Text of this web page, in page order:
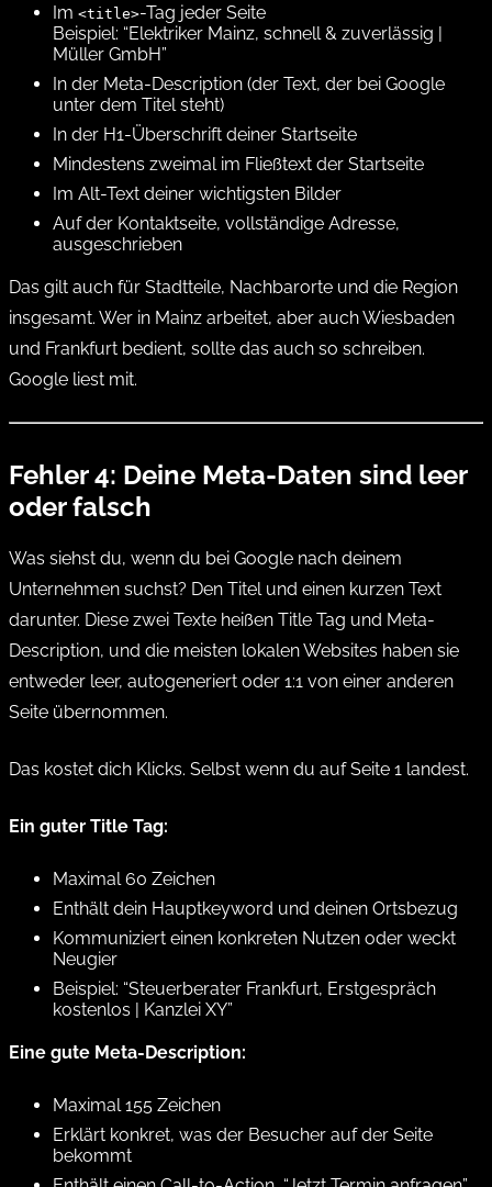
Im <title>-Tag jeder Seite
Beispiel: “Elektriker Mainz, schnell & zuverlässig |
Müller GmbH”
In der Meta-Description (der Text, der bei Google
unter dem Titel steht)
In der H1-Überschrift deiner Startseite
Mindestens zweimal im Fließtext der Startseite
Im Alt-Text deiner wichtigsten Bilder
Auf der Kontaktseite, vollständige Adresse,
ausgeschrieben
Das gilt auch für Stadtteile, Nachbarorte und die Region
insgesamt. Wer in Mainz arbeitet, aber auch Wiesbaden
und Frankfurt bedient, sollte das auch so schreiben.
Google liest mit.
Fehler 4: Deine Meta-Daten sind leer
oder falsch
Was siehst du, wenn du bei Google nach deinem
Unternehmen suchst? Den Titel und einen kurzen Text
darunter. Diese zwei Texte heißen Title Tag und Meta-
Description, und die meisten lokalen Websites haben sie
entweder leer, autogeneriert oder 1:1 von einer anderen
Seite übernommen.
Das kostet dich Klicks. Selbst wenn du auf Seite 1 landest.
Ein guter Title Tag:
Maximal 60 Zeichen
Enthält dein Hauptkeyword und deinen Ortsbezug
Kommuniziert einen konkreten Nutzen oder weckt
Neugier
Beispiel: “Steuerberater Frankfurt, Erstgespräch
kostenlos | Kanzlei XY”
Eine gute Meta-Description:
Maximal 155 Zeichen
Erklärt konkret, was der Besucher auf der Seite
bekommt